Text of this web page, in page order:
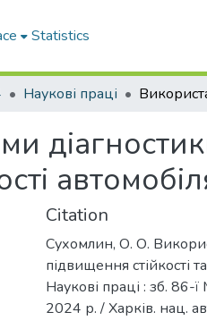
Statistics
Наукові праці
Citation
Cухомлин, О. О.
підвищення стійкості
Наукові праці : зб. 86-
2024 р. / Харків. нац.